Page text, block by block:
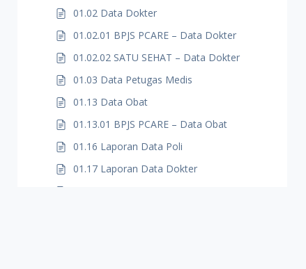
01.02 Data Dokter
01.02.01 BPJS PCARE – Data Dokter
01.02.02 SATU SEHAT – Data Dokter
01.03 Data Petugas Medis
01.13 Data Obat
01.13.01 BPJS PCARE – Data Obat
01.16 Laporan Data Poli
01.17 Laporan Data Dokter